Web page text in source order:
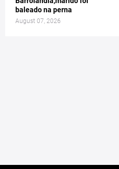
baleado na perna
August 07, 2026